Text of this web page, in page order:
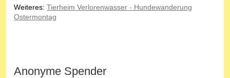
Weiteres: Tierheim Verlorenwasser - Hundewanderung
Ostermontag
Anonyme Spender